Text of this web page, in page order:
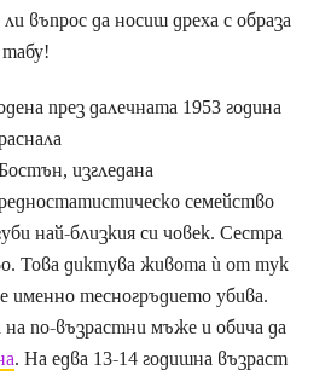
въпрос да носиш дреха с образа
през далечната 1953 година
изгледана
семейство
най-близкия си човек. Сестра
Това диктува живота ѝ от тук
именно тесногръдието убива.
на по-възрастни мъже и обича да
. На едва 13-14 годишна възраст